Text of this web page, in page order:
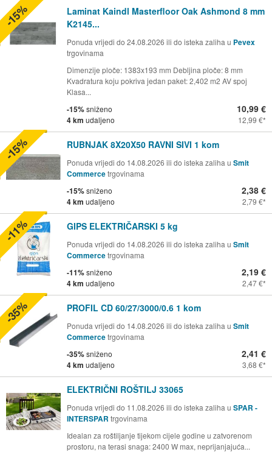
Laminat Kaindl Masterfloor Oak Ashmond 8 mm
K2145...
Ponuda vrijedi do 24.08.2026 ili do isteka zaliha u Pevex
trgovinama
Dimenzije ploče: 1383x193 mm Debljina ploče: 8 mm
Kvadratura koju pokriva jedan paket: 2,402 m2 AV spoj
Klasa...
-15%sniženo
4 km udaljeno
10,99 €
12,99 €
-15%
RUBNJAK 8X20X50 RAVNI SIVI 1 kom
Ponuda vrijedi do 14.08.2026 ili do isteka zaliha u Smit
Commercetrgovinama
-15%sniženo
4 km udaljeno
2,38 €
2,79 €
-15%
GIPS ELEKTRIČARSKI 5 kg
Ponuda vrijedi do 14.08.2026 ili do isteka zaliha u Smit
Commercetrgovinama
-11%sniženo
4 km udaljeno
2,19 €
2,47 €
-11%
PROFIL CD 60/27/3000/0.6 1 kom
Ponuda vrijedi do 14.08.2026 ili do isteka zaliha u Smit
Commercetrgovinama
-35%sniženo
4 km udaljeno
2,41 €
3,68 €
-35%
ELEKTRIČNI ROŠTILJ 33065
Ponuda vrijedi do 11.08.2026 ili do isteka zaliha u SPAR -
INTERSPAR trgovinama
Idealan za roštiljanje tijekom cijele godine u zatvorenom
prostoru, na terasi snaga: 2400 W max, neprijanjajuća...